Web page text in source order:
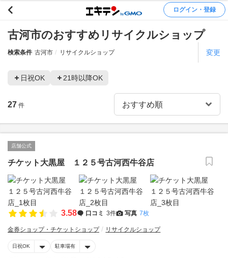
ログイン・登録
古河市のおすすめリサイクルショップ
検索条件 古河市 リサイクルショップ 変更
日祝OK 21時以降OK
27 件
店舗公式
チケット大黒屋 １２５号古河西牛谷店
3.58 口コミ 3件 写真 7枚
金券ショップ・チケットショップ リサイクルショップ
日祝OK 駐車場有